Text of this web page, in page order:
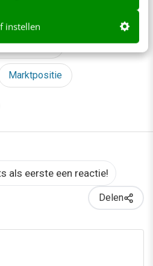
instellen
Marktpositie
als eerste een reactie!
Delen